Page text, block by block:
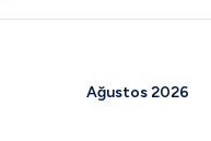
Ağustos 2026